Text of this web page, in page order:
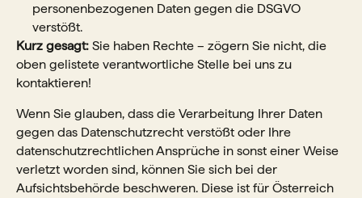
personenbezogenen Daten gegen die DSGVO
verstößt.
Kurz gesagt: Sie haben Rechte – zögern Sie nicht, die
oben gelistete verantwortliche Stelle bei uns zu
kontaktieren!
Wenn Sie glauben, dass die Verarbeitung Ihrer Daten
gegen das Datenschutzrecht verstößt oder Ihre
datenschutzrechtlichen Ansprüche in sonst einer Weise
verletzt worden sind, können Sie sich bei der
Aufsichtsbehörde beschweren. Diese ist für Österreich